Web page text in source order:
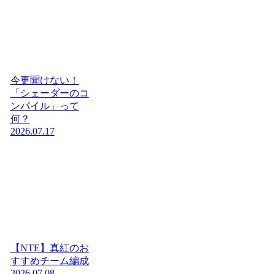
今更聞けない！
「シェーダーのコ
ンパイル」って
何？
2026.07.17
【NTE】真紅のお
すすめチーム編成